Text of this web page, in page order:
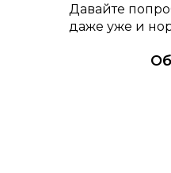
Давайте
даже уже и